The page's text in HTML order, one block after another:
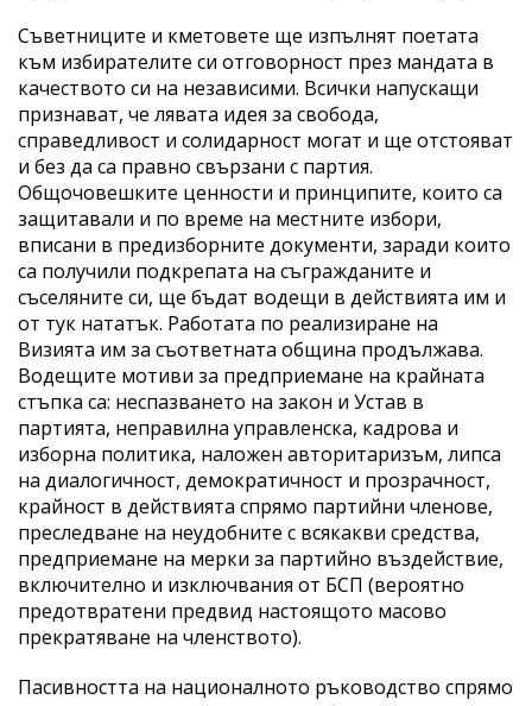
Съветниците и кметовете ще изпълнят поетата
към избирателите си отговорност през мандата в
качеството си на независими. Всички напускащи
признават, че лявата идея за свобода,
справедливост и солидарност могат и ще отстояват
и без да са правно свързани с партия.
Общочовешките ценности и принципите, които са
защитавали и по време на местните избори,
вписани в предизборните документи, заради които
са получили подкрепата на съгражданите и
съселяните си, ще бъдат водещи в действията им и
от тук нататък. Работата по реализиране на
Визията им за съответната община продължава.
Водещите мотиви за предприемане на крайната
стъпка са: неспазването на закон и Устав в
партията, неправилна управленска, кадрова и
изборна политика, наложен авторитаризъм, липса
на диалогичност, демократичност и прозрачност,
крайност в действията спрямо партийни членове,
преследване на неудобните с всякакви средства,
предприемане на мерки за партийно въздействие,
включително и изключвания от БСП (вероятно
предотвратени предвид настоящото масово
прекратяване на членството).
Пасивността на националното ръководство спрямо